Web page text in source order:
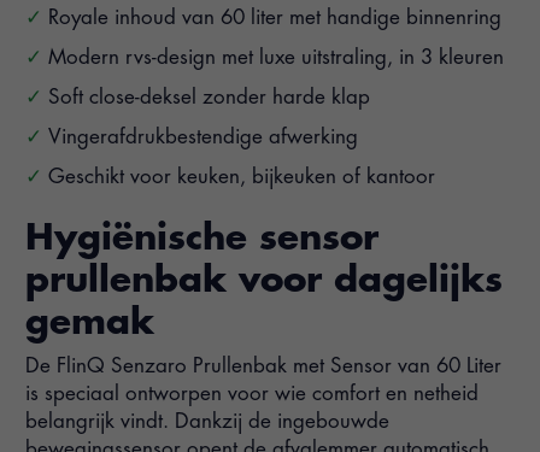
Royale inhoud van 60 liter met handige binnenring
Modern rvs-design met luxe uitstraling, in 3 kleuren
Soft close-deksel zonder harde klap
Vingerafdrukbestendige afwerking
Geschikt voor keuken, bijkeuken of kantoor
Hygiënische sensor
prullenbak voor dagelijks
gemak
De FlinQ Senzaro Prullenbak met Sensor van 60 Liter
is speciaal ontworpen voor wie comfort en netheid
belangrijk vindt. Dankzij de ingebouwde